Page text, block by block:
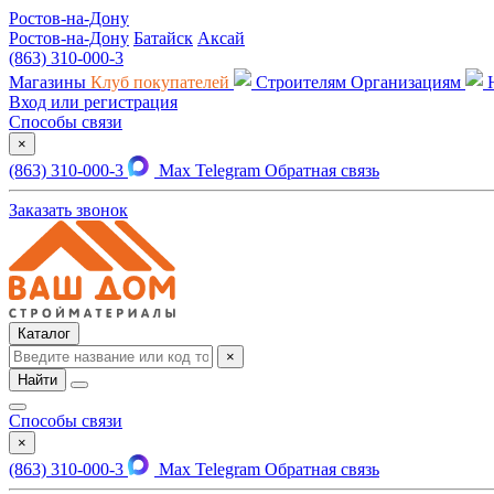
Ростов-на-Дону
Ростов-на-Дону Батайск Аксай
(863) 310-000-3
Магазины Клуб покупателей Строителям Организациям
Вход или регистрация
Способы связи
×
(863) 310-000-3 Max Telegram Обратная связь
Заказать звонок
Каталог
×
Найти
Способы связи
×
(863) 310-000-3 Max Telegram Обратная связь